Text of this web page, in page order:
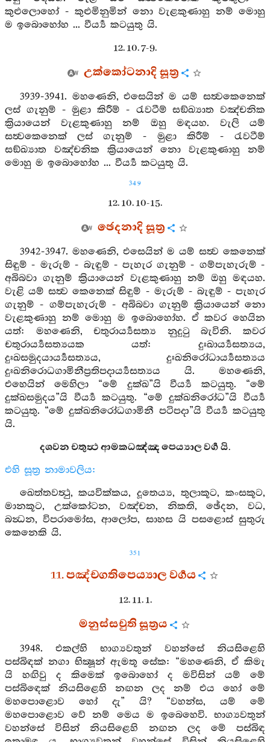
කුළුලොහෝ - කුළුමිනුමින් නො වැළකුණාහු නම් මොහු
ම ඉබොහෝහ ... වීර්‍ය්‍ය කටයුතු යි.
12. 10. 7-9.
උක්කෝටනාදි සූත්‍ර
3939-3941. මහණෙනි, එසෙයින් ම යම් සත්‍වකෙනෙක්
ලස් ගැනුම් - මුළා කිරීම් - රැවටීම් සඞ්ඛ්‍යාත වඤ්චනික
ක්‍රියායෙන් වැළකුණාහු නම් ඔහු මඳයහ. වැලි යම්
සත්‍වකෙනෙක් ලස් ගැනුම් - මුළා කිරීම් - රැවටීම්
සඞ්ඛ්‍යාත වඤ්චනික ක්‍රියායෙන් නො වැළකුණාහු නම්
මොහු ම ඉබොහෝහ ... වීර්‍ය්‍ය කටයුතු යි.
349
12. 10. 10-15.
ඡෙදනාදි සූත්‍ර
3942-3947. මහණෙනි, එසෙයින් ම යම් සත්‍ව කෙනෙක්
සිඳුම් - මැරුම් - බැඳුම් - පැහැර ගැනුම් - ගම්පැහැරුම් -
අබිබවා ගැනුම් ක්‍රියායෙන් වැළකුණාහු නම් ඔහු මඳයහ.
වැළි යම් සත්‍ව කෙනෙක් සිඳුම් - මැරුම් - බැඳුම් - පැහැර
ගැනුම් - ගම්පැහැරුම් - අබිබවා ගැනුම් ක්‍රියායෙන් නො
වැළකුණාහු නම් මොහු ම ඉබොහෝහ. ඒ කවර හෙයින
යත්: මහණෙනි, චතුරාර්‍ය්‍යසත්‍ය නුදුටු බැවිනි. කවර
චතුරාර්‍ය්‍යසත්‍යයක යත්: දුඃඛාර්‍ය්‍යසත්‍යය,
දුඃඛසමුදයාර්‍ය්‍යසත්‍යය, දුඃඛනිරෝධාර්‍ය්‍යසත්‍යය
දුඃඛනිරොධගාමිනීප්‍රතිපදාර්‍ය්‍යසත්‍යය යි. මහණෙනි,
එහෙයින් මෙහිලා “මේ දුක්ඛ”යි වීර්‍ය්‍ය කටයුතු. “මේ
දුක්ඛසමුදය”යි වීර්‍ය්‍ය කටයුතු. “මේ දුක්ඛනිරෝධ”යි වීර්‍ය්‍ය
කටයුතු. “මේ දුක්ඛනිරෝධගාමිනී පටිපදා”යි වීර්‍ය්‍ය කටයුතු
යි.
දශවන චතුත්‍ථ ආමකධඤ්ඤ පෙය්‍යාල වර්‍ග යි.
එහි සූත්‍ර නාමාවලිය:
ඛෙත්තවත්‍ථු, කයවික්කය, දූතෙය්‍ය, තුලාකූට, කංසකූට,
මානකූට, උක්කෝටන, වඤ්චන, නිකති, ඡේදන, වධ,
බන්‍ධන, විපරාමෝස, ආලෝප, සාහස යි පසළොස් සුතුරු
කෙනෙකි යි.
351
11. පඤ්චගතිපෙය්‍යාල වර්‍ගය
12. 11. 1.
මනුස්සචුති සූත්‍රය
3948. එකල්හි භාග්‍යවතුන් වහන්සේ නියසිළෙහි
පස්බිඳක් නගා භික්‍ෂූන් ඇමතූ සේක: “මහණෙනි, ඒ කිමැ
යි හඟිවු ද කිමෙක් ඉබොහෝ ද මවිසින් යම් මේ
පස්බිඳෙක් නියසිළෙහි නඟන ලද නම් එය හෝ මේ
මහපොළොව හෝ දැ” යි? “වහන්ස, යම් මේ
මහපොළොව වේ නම් මෙය ම ඉබෙහෙවි. භාග්‍යවතුන්
වහන්සේ විසින් නියසිළෙහි නඟන ලද මේ පස්බිඳ